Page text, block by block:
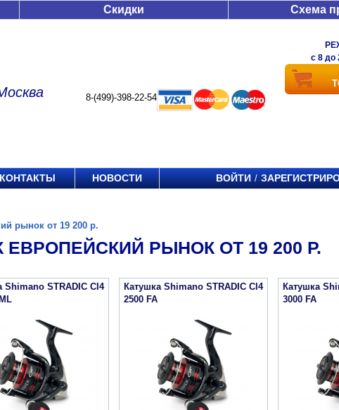
Скидки Схема
8-(499)-398-22-54
c 8 до
КОНТАКТЫ НОВОСТИ ВОЙТИ /
рынок от 19 200 р.
ЕВРОПЕЙСКИЙ РЫНОК ОТ 19 200 Р.
Shimano STRADIC CI4
Катушка Shimano STRADIC CI4
2500 FA
Катушка
3000 FA